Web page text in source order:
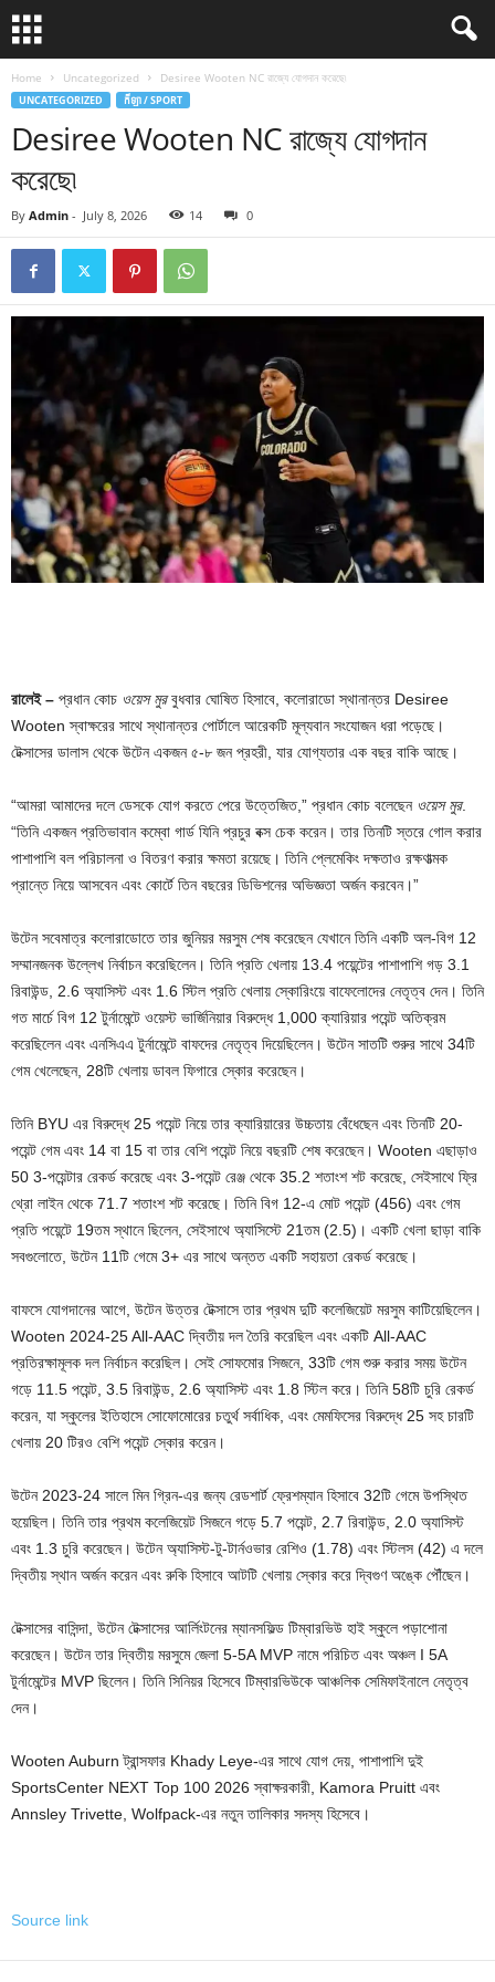
Home Uncategorized Desiree Wooten NC রাজ্যে যোগদান করেছে৷
UNCATEGORIZED កីឡា / SPORT
Desiree Wooten NC রাজ্যে যোগদান
করেছে৷
By Admin - July 8, 2026 14 0
রালেই – প্রধান কোচ ওয়েস মুরবুধবার ঘোষিত হিসাবে, কলোরাডো স্থানান্তর Desiree
Wooten স্বাক্ষরের সাথে স্থানান্তর পোর্টালে আরেকটি মূল্যবান সংযোজন ধরা পড়েছে।
টেক্সাসের ডালাস থেকে উটেন একজন ৫-৮ জন প্রহরী, যার যোগ্যতার এক বছর বাকি আছে।
“আমরা আমাদের দলে ডেসকে যোগ করতে পেরে উত্তেজিত,” প্রধান কোচ বলেছেন ওয়েস মুর.
“তিনি একজন প্রতিভাবান কম্বো গার্ড যিনি প্রচুর বক্স চেক করেন। তার তিনটি স্তরে গোল করার
পাশাপাশি বল পরিচালনা ও বিতরণ করার ক্ষমতা রয়েছে। তিনি প্লেমেকিং দক্ষতাও রক্ষণাত্মক
প্রান্তে নিয়ে আসবেন এবং কোর্টে তিন বছরের ডিভিশনের অভিজ্ঞতা অর্জন করবেন।”
উটেন সবেমাত্র কলোরাডোতে তার জুনিয়র মরসুম শেষ করেছেন যেখানে তিনি একটি অল-বিগ 12
সম্মানজনক উল্লেখ নির্বাচন করেছিলেন। তিনি প্রতি খেলায় 13.4 পয়েন্টের পাশাপাশি গড় 3.1
রিবাউন্ড, 2.6 অ্যাসিস্ট এবং 1.6 স্টিল প্রতি খেলায় স্কোরিংয়ে বাফেলোদের নেতৃত্ব দেন। তিনি
গত মার্চে বিগ 12 টুর্নামেন্টে ওয়েস্ট ভার্জিনিয়ার বিরুদ্ধে 1,000 ক্যারিয়ার পয়েন্ট অতিক্রম
করেছিলেন এবং এনসিএএ টুর্নামেন্টে বাফদের নেতৃত্ব দিয়েছিলেন। উটেন সাতটি শুরুর সাথে 34টি
গেম খেলেছেন, 28টি খেলায় ডাবল ফিগারে স্কোর করেছেন।
তিনি BYU এর বিরুদ্ধে 25 পয়েন্ট নিয়ে তার ক্যারিয়ারের উচ্চতায় বেঁধেছেন এবং তিনটি 20-
পয়েন্ট গেম এবং 14 বা 15 বা তার বেশি পয়েন্ট নিয়ে বছরটি শেষ করেছেন। Wooten এছাড়াও
50 3-পয়েন্টার রেকর্ড করেছে এবং 3-পয়েন্ট রেঞ্জ থেকে 35.2 শতাংশ শট করেছে, সেইসাথে ফ্রি
থ্রো লাইন থেকে 71.7 শতাংশ শট করেছে। তিনি বিগ 12-এ মোট পয়েন্ট (456) এবং গেম
প্রতি পয়েন্টে 19তম স্থানে ছিলেন, সেইসাথে অ্যাসিস্টে 21তম (2.5)। একটি খেলা ছাড়া বাকি
সবগুলোতে, উটেন 11টি গেমে 3+ এর সাথে অন্তত একটি সহায়তা রেকর্ড করেছে।
বাফসে যোগদানের আগে, উটেন উত্তর টেক্সাসে তার প্রথম দুটি কলেজিয়েট মরসুম কাটিয়েছিলেন।
Wooten 2024-25 All-AAC দ্বিতীয় দল তৈরি করেছিল এবং একটি All-AAC
প্রতিরক্ষামূলক দল নির্বাচন করেছিল। সেই সোফমোর সিজনে, 33টি গেম শুরু করার সময় উটেন
গড়ে 11.5 পয়েন্ট, 3.5 রিবাউন্ড, 2.6 অ্যাসিস্ট এবং 1.8 স্টিল করে। তিনি 58টি চুরি রেকর্ড
করেন, যা স্কুলের ইতিহাসে সোফোমোরের চতুর্থ সর্বাধিক, এবং মেমফিসের বিরুদ্ধে 25 সহ চারটি
খেলায় 20 টিরও বেশি পয়েন্ট স্কোর করেন।
উটেন 2023-24 সালে মিন গ্রিন-এর জন্য রেডশার্ট ফ্রেশম্যান হিসাবে 32টি গেমে উপস্থিত
হয়েছিল। তিনি তার প্রথম কলেজিয়েট সিজনে গড়ে 5.7 পয়েন্ট, 2.7 রিবাউন্ড, 2.0 অ্যাসিস্ট
এবং 1.3 চুরি করেছেন। উটেন অ্যাসিস্ট-টু-টার্নওভার রেশিও (1.78) এবং স্টিলস (42) এ দলে
দ্বিতীয় স্থান অর্জন করেন এবং রুকি হিসাবে আটটি খেলায় স্কোর করে দ্বিগুণ অঙ্কে পৌঁছেন।
টেক্সাসের বাসিন্দা, উটেন টেক্সাসের আর্লিংটনের ম্যানসফিল্ড টিম্বারভিউ হাই স্কুলে পড়াশোনা
করেছেন। উটেন তার দ্বিতীয় মরসুমে জেলা 5-5A MVP নামে পরিচিত এবং অঞ্চল I 5A
টুর্নামেন্টের MVP ছিলেন। তিনি সিনিয়র হিসেবে টিম্বারভিউকে আঞ্চলিক সেমিফাইনালে নেতৃত্ব
দেন।
Wooten Auburn ট্রান্সফার Khady Leye-এর সাথে যোগ দেয়, পাশাপাশি দুই
SportsCenter NEXT Top 100 2026 স্বাক্ষরকারী, Kamora Pruitt এবং
Annsley Trivette, Wolfpack-এর নতুন তালিকার সদস্য হিসেবে।
Source link